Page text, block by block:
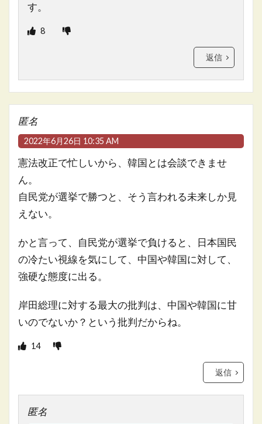
す。
8
返信
匿名
2022年6月26日 10:35 AM
憲法改正で忙しいから、韓国とは会談できませ
ん。
自民党が選挙で勝つと、そう言われる未来しか見
えない。
かと言って、自民党が選挙で負けると、日本国民
の冷たい視線を気にして、中国や韓国に対して、
強硬な態度に出る。
岸田総理に対する最大の批判は、中国や韓国に甘
いのでないか？という批判だからね。
14
返信
匿名